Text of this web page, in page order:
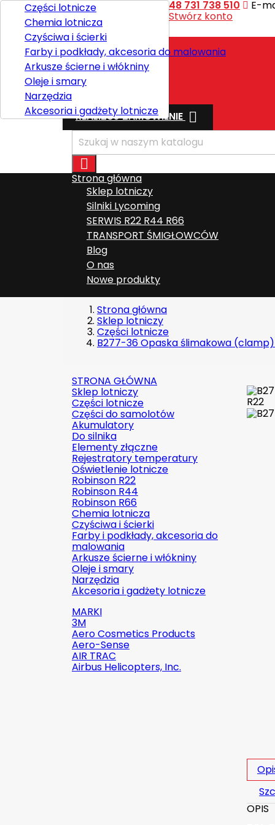
Kontakt Telefon:+48 731 738 510 E-
Witaj,
Stwórz konto
Polski
Wysyłka
Razem
REALIZUJ ZAMÓWIENIE 

Strona główna
Sklep lotniczy
Części lotnicze
Chemia lotnicza
Czyściwa i ścierki
Farby i podkłady, akcesoria do malowania
Arkusze ścierne i włókniny
Oleje i smary
Narzędzia
Akcesoria i gadżety lotnicze
Silniki Lycoming
SERWIS R22 R44 R66
TRANSPORT ŚMIGŁOWCÓW
Blog
O nas
Nowe produkty
Strona główna
Sklep lotniczy
Części lotnicze
B277-36 Opaska ślimakowa (clamp)
STRONA GŁÓWNA
Sklep lotniczy
Części lotnicze
Części do samolotów
Akumulatory
Do silnika
Elementy złączne
Rejestratory temperatury
Oświetlenie lotnicze
Robinson R22
Robinson R44
Robinson R66
Chemia lotnicza
Czyściwa i ścierki
Farby i podkłady, akcesoria do
malowania
Arkusze ścierne i włókniny
Oleje i smary
Narzędzia
Akcesoria i gadżety lotnicze
MARKI
3M
Aero Cosmetics Products
Aero-Sense
AIR TRAC
Airbus Helicopters, Inc.
OPIS